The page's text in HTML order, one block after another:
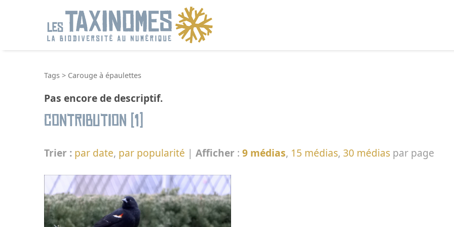
Tags > Carouge à épaulettes
Pas encore de descriptif.
Contribution (1)
Trier : par date, par popularité | Afficher : 9 médias, 15 médias, 30 médias par page